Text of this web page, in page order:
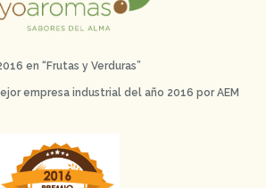
en “Frutas y Verduras”
empresa industrial del año 2016 por AEM